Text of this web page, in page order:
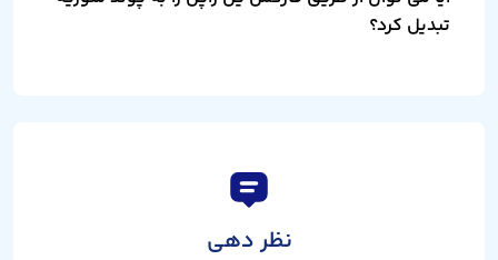
تبدیل کرد؟
نظر دهی